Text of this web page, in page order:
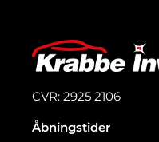
CVR: 2925 2106
Åbningstider